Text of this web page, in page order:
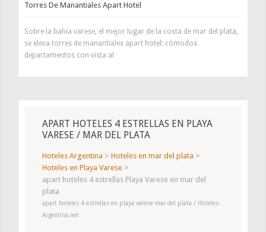
Torres De Manantiales Apart Hotel
Sobre la bahía varese, el mejor lugar de la costa de mar del plata,
se eleva torres de manantiales apart hotel: cómodos
departamentos con vista al
APART HOTELES 4 ESTRELLAS EN PLAYA
VARESE / MAR DEL PLATA
Hoteles Argentina > Hoteles en mar del plata >
Hoteles en Playa Varese >
apart hoteles 4 estrellas Playa Varese en mar del
plata
apart hoteles 4 estrellas en playa varese mar del plata / Hoteles-
Argentina.net